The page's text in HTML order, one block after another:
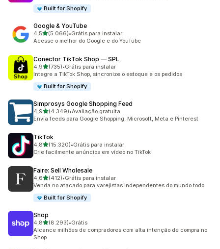
Built for Shopify
Google & YouTube
4,5de 5 estrelas
(5.066)
5066 avaliações ao todo
•Grátis para instalar
Acesse o melhor do Google e do YouTube
Conector TikTok Shop — SPL
4,9de 5 estrelas
(735)
735 avaliações ao todo
•Grátis para instalar
Integre a TikTok Shop, sincronize o estoque e os pedidos
Built for Shopify
Simprosys Google Shopping Feed
4,9de 5 estrelas
(4.349)
4349 avaliações ao todo
•Avaliação gratuita
Envia feeds para Google Shopping, Microsoft, Meta e Pinterest
TikTok
4,8de 5 estrelas
(15.320)
15320 avaliações ao todo
•Grátis para instalar
Crie facilmente anúncios em vídeo no TikTok
Faire: Sell Wholesale
4,6de 5 estrelas
(412)
412 avaliações ao todo
•Grátis para instalar
Venda no atacado para varejistas independentes do mundo todo
Built for Shopify
Shop
4,8de 5 estrelas
(8.293)
8293 avaliações ao todo
•Grátis
Alcance milhões de compradores com alta intenção de compra no
Shop